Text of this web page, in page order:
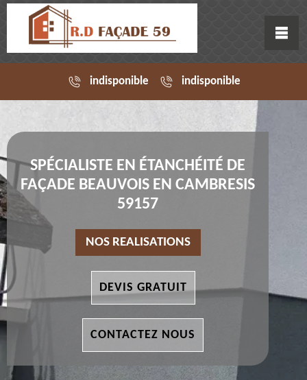
indisponible indisponible
SPÉCIALISTE EN ÉTANCHÉITÉ DE
FAÇADE BEAUVOIS EN CAMBRESIS
59157
NOS REALISATIONS
DEVIS GRATUIT
CONTACTEZ NOUS